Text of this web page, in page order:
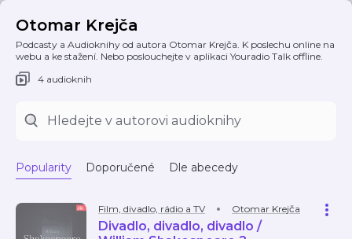
Otomar Krejča
Podcasty a Audioknihy od autora Otomar Krejča. K poslechu online na
webu a ke stažení. Nebo poslouchejte v aplikaci Youradio Talk offline.
4 audioknih
Popularity Doporučené Dle abecedy
Film, divadlo, rádio a TV Otomar Krejča
Divadlo, divadlo, divadlo /